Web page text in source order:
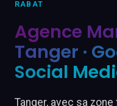
RABAT
Agence
Tanger ·
Social
Tanger, avec sa